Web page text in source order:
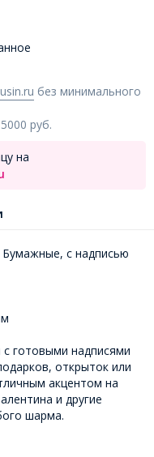
без минимального
руб.
на
с надписью
готовыми надписями
открыток или
акцентом на
и другие
шарма.